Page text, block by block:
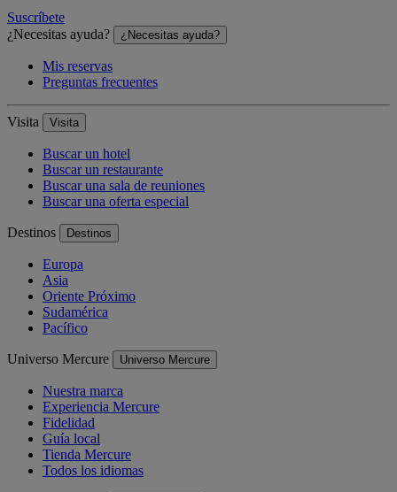
Suscríbete
¿Necesitas ayuda?
¿Necesitas ayuda?
Mis reservas
Preguntas frecuentes
Visita Visita
Buscar un hotel
Buscar un restaurante
Buscar una sala de reuniones
Buscar una oferta especial
Destinos Destinos
Europa
Asia
Oriente Próximo
Sudamérica
Pacífico
Universo Mercure Universo Mercure
Nuestra marca
Experiencia Mercure
Fidelidad
Guía local
Tienda Mercure
Todos los idiomas